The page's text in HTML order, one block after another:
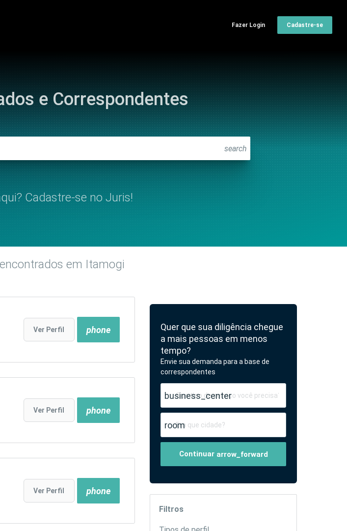
Fazer Login Cadastre-se
e Correspondentes
search
Cadastre-se no Juris!
em Itamogi
Quer que sua diligência chegue
a mais pessoas em menos
tempo?
Envie sua demanda para a base de
correspondentes
business_center
room
Continuar arrow_forward
Filtros
Ver Perfil phone
Ver Perfil phone
Ver Perfil phone